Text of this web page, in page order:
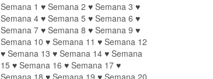
Semana 1 ♥ Semana 2 ♥ Semana 3 ♥
Semana 4♥ Semana 5 ♥ Semana 6 ♥
Semana 7♥ Semana 8 ♥ Semana 9 ♥
Semana 10 ♥ Semana 11 ♥ Semana 12
♥ Semana 13 ♥ Semana 14♥ Semana
15 ♥ Semana 16 ♥ Semana 17♥
Semana 18 ♥ Semana 19 ♥ Semana 20